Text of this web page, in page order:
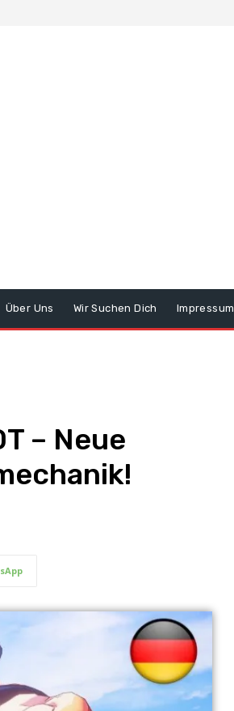
Über Uns Wir Suchen Dich Impressum
– Neue